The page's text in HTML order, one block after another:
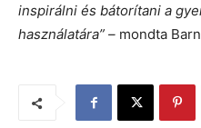
inspirálni és bátorítani a
használatára” – mondta